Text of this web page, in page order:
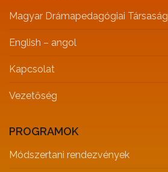
Magyar Drámapedagógiai Társaság
English – angol
Kapcsolat
Vezetőség
PROGRAMOK
Módszertani rendezvények